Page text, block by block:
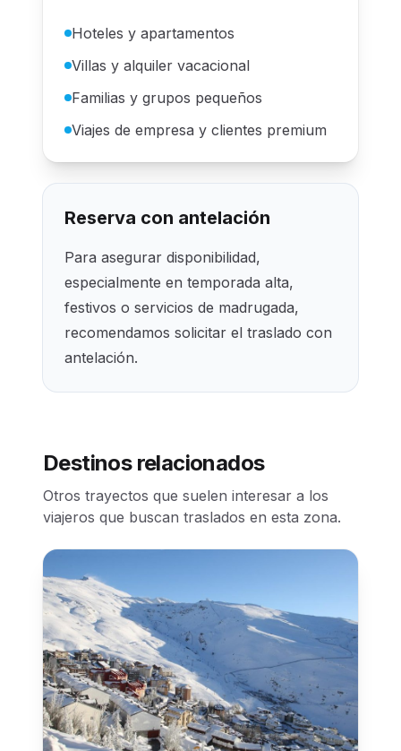
Hoteles y apartamentos
Villas y alquiler vacacional
Familias y grupos pequeños
Viajes de empresa y clientes premium
Reserva con antelación
Para asegurar disponibilidad,
especialmente en temporada alta,
festivos o servicios de madrugada,
recomendamos solicitar el traslado con
antelación.
Destinos relacionados
Otros trayectos que suelen interesar a los
viajeros que buscan traslados en esta zona.